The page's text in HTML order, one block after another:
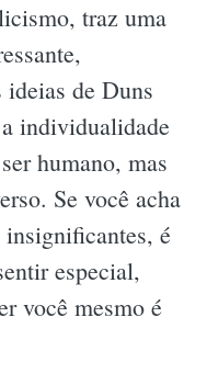
traz uma
ideias de Duns
individualidade
humano, mas
Se você acha
insignificantes, é
especial,
você mesmo é